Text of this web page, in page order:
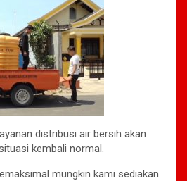
distribusi air bersih akan
kembali normal.
mungkin kami sediakan